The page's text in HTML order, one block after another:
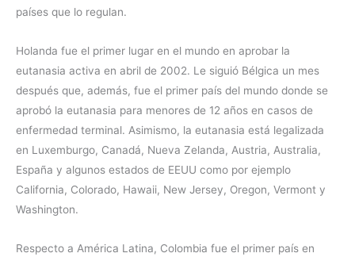
países que lo regulan.
Holanda fue el primer lugar en el mundo en aprobar la
eutanasia activa en abril de 2002. Le siguió Bélgica un mes
después que, además, fue el primer país del mundo donde se
aprobó la eutanasia para menores de 12 años en casos de
enfermedad terminal. Asimismo, la eutanasia está legalizada
en Luxemburgo, Canadá, Nueva Zelanda, Austria, Australia,
España y algunos estados de EEUU como por ejemplo
California, Colorado, Hawaii, New Jersey, Oregon, Vermont y
Washington.
Respecto a América Latina, Colombia fue el primer país en